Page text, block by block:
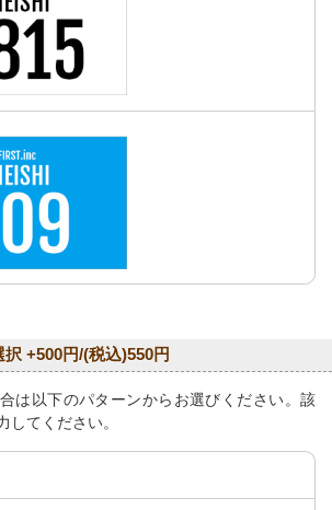
+500円/(税込)550円
は以下のパターンからお選びください。該
してください。